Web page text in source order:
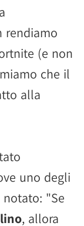
rendiamo
(e non
che il
alla
uno degli
"Se
, allora